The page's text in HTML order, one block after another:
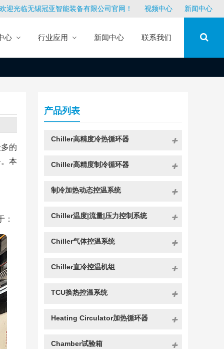
迎光临无锡冠亚智能装备有限公司官网！ 视频中心 新闻中心
心 行业应用 新闻中心 联系我们
的
本
：
产品列表
Chiller高精度冷热循环器
Chiller高精度制冷循环器
制冷加热动态控温系统
Chiller温度|流量|压力控制系统
Chiller气体控温系统
Chiller直冷控温机组
TCU换热控温系统
Heating Circulator加热循环器
Chamber试验箱